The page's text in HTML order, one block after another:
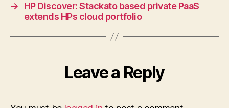
→
HP Discover: Stackato based private PaaS
extends HPs cloud portfolio
Leave a Reply